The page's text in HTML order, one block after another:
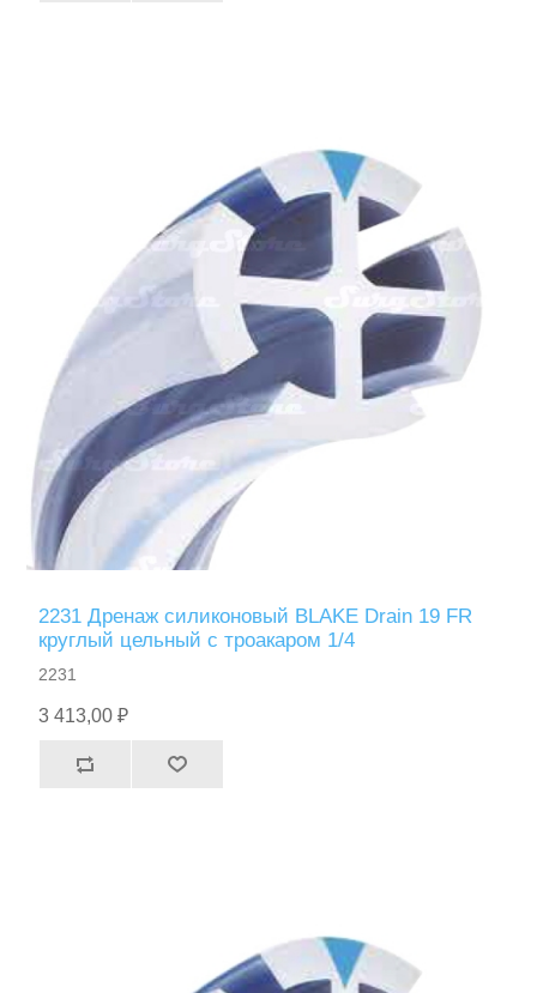
2231 Дренаж силиконовый BLAKE Drain 19 FR
круглый цельный с троакаром 1/4
2231
3 413,00 ₽